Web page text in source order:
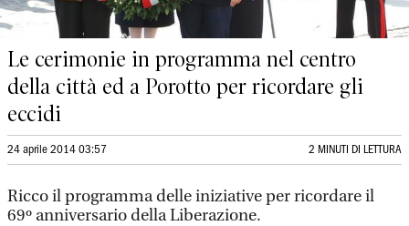
Le cerimonie in programma nel centro
della città ed a Porotto per ricordare gli
eccidi
24 aprile 2014 03:57 2 MINUTI DI LETTURA
Ricco il programma delle iniziative per ricordare il
69º anniversario della Liberazione.